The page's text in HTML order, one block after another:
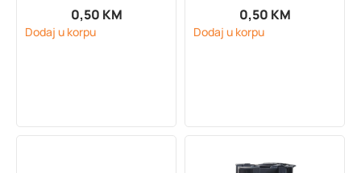
0,50 KM
Dodaj u korpu
0,50 KM
Dodaj u korpu